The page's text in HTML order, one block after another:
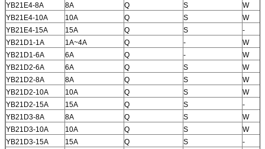
YB21E4-8A
8A Q S
W
YB21E4-10A
10A Q S
W
YB21E4-15A
15A Q S
-
YB21D1-1A
1A~4A Q -
W
YB21D1-6A
6A Q -
W
YB21D2-6A
6A Q S
W
YB21D2-8A
8A Q S
W
YB21D2-10A
10A Q S
W
YB21D2-15A
15A Q S
-
YB21D3-8A
8A Q S
W
YB21D3-10A
10A Q S
W
YB21D3-15A
15A Q S
-